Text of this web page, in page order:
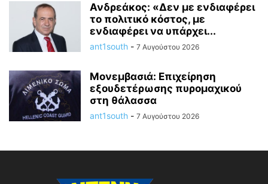
Ανδρεάκος: «Δεν με ενδιαφέρει
το πολιτικό κόστος, με
ενδιαφέρει να υπάρχει...
ant1south - 7 Αυγούστου 2026
Μονεμβασιά: Επιχείρηση
εξουδετέρωσης πυρομαχικού
στη θάλασσα
ant1south - 7 Αυγούστου 2026